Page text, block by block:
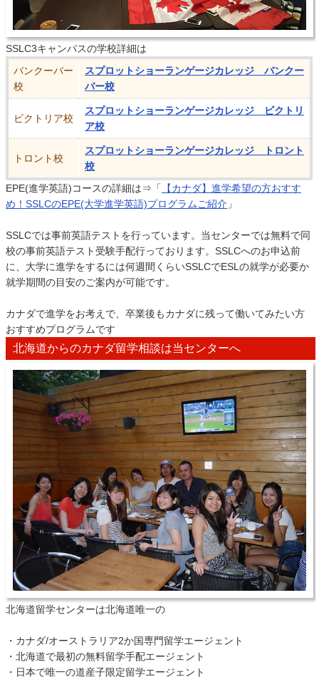
SSLC3キャンパスの学校詳細は
バンクーバー
校
スプロットショーランゲージカレッジ バンクー
バー校
ビクトリア校
スプロットショーランゲージカレッジ ビクトリ
ア校
トロント校
スプロットショーランゲージカレッジ トロント
校
EPE(進学英語)コースの詳細は⇒「
【カナダ】進学希望の方おすす
め！SSLCのEPE(大学進学英語)プログラムご紹介 」
SSLCでは事前英語テストを行っています。当センターでは無料で同
校の事前英語テスト受験手配行っております。SSLCへのお申込前
に、大学に進学をするには何週間くらいSSLCでESLの就学が必要か
就学期間の目安のご案内が可能です。
カナダで進学をお考えで、卒業後もカナダに残って働いてみたい方
おすすめプログラムです
北海道からのカナダ留学相談は当センターへ
北海道留学センターは北海道唯一の
・カナダ/オーストラリア2か国専門留学エージェント
・北海道で最初の無料留学手配エージェント
・日本で唯一の道産子限定留学エージェント